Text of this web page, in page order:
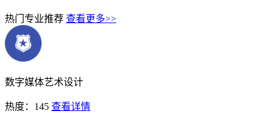
热门专业推荐 查看更多>>
数字媒体艺术设计
热度：145 查看详情